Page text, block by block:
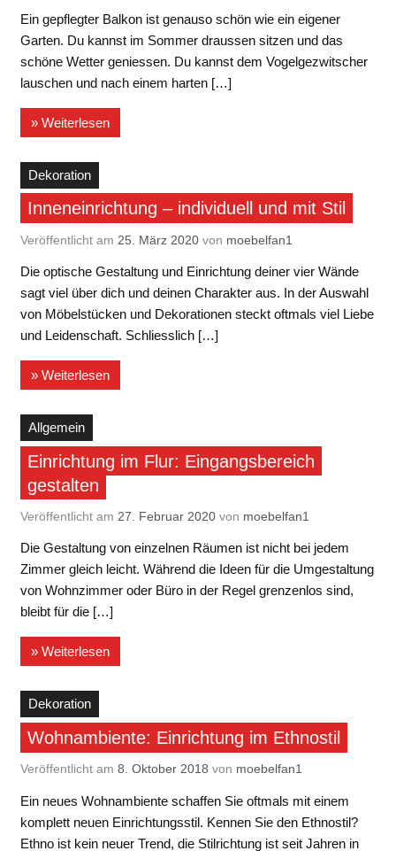
Ein gepflegter Balkon ist genauso schön wie ein eigener
Garten. Du kannst im Sommer draussen sitzen und das
schöne Wetter geniessen. Du kannst dem Vogelgezwitscher
lauschen und nach einem harten […]
» Weiterlesen
Dekoration
Inneneinrichtung – individuell und mit Stil
Veröffentlicht am 25. März 2020von moebelfan1
Die optische Gestaltung und Einrichtung deiner vier Wände
sagt viel über dich und deinen Charakter aus. In der Auswahl
von Möbelstücken und Dekorationen steckt oftmals viel Liebe
und Leidenschaft. Schliesslich […]
» Weiterlesen
Allgemein
Einrichtung im Flur: Eingangsbereich
gestalten
Veröffentlicht am 27. Februar 2020von moebelfan1
Die Gestaltung von einzelnen Räumen ist nicht bei jedem
Zimmer gleich leicht. Während die Ideen für die Umgestaltung
von Wohnzimmer oder Büro in der Regel grenzenlos sind,
bleibt für die […]
» Weiterlesen
Dekoration
Wohnambiente: Einrichtung im Ethnostil
Veröffentlicht am 8. Oktober 2018 von moebelfan1
Ein neues Wohnambiente schaffen Sie oftmals mit einem
komplett neuen Einrichtungsstil. Kennen Sie den Ethnostil?
Ethno ist kein neuer Trend, die Stilrichtung ist seit Jahren in